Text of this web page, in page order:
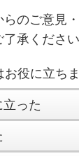
らのご意見
承ください
役に立ち
った